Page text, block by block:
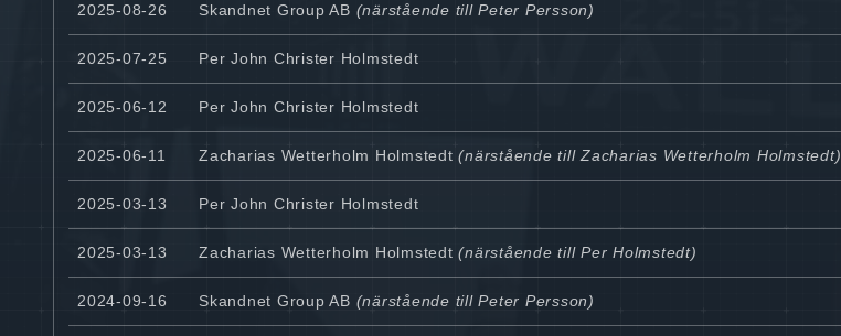
2025-08-26 Skandnet Group AB (närstående till Peter Persson)
2025-07-25 Per John Christer Holmstedt
2025-06-12 Per John Christer Holmstedt
2025-06-11 Zacharias Wetterholm Holmstedt (närstående till Zacharias Wetterholm Holmstedt)
2025-03-13 Per John Christer Holmstedt
2025-03-13 Zacharias Wetterholm Holmstedt (närstående till Per Holmstedt)
2024-09-16 Skandnet Group AB (närstående till Peter Persson)